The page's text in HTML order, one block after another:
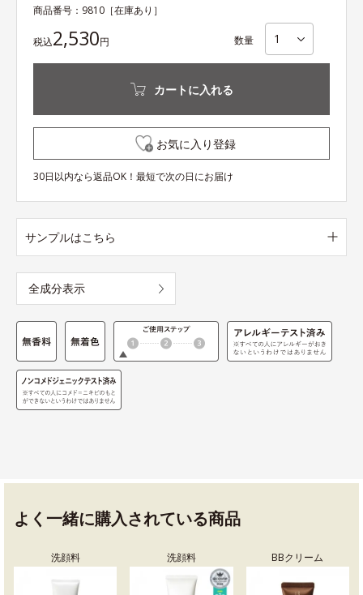
商品番号： 9810 ［在庫あり］
税込2,530円 数量
カートに入れる
お気に入り登録
30日以内なら返品OK！最短で次の日にお届け
サンプルはこちら
全成分表示
よく一緒に購入されている商品
洗顔料 洗顔料 BBクリーム